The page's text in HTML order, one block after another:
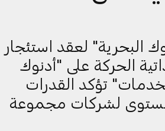
البحرية" لعقد استئجار
الحركة على "أدنوك
تؤكد القدرات
لشركات مجموعة